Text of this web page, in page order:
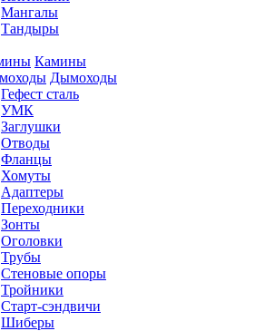
Мангалы
Тандыры
Камины
Дымоходы
Гефест сталь
УМК
Заглушки
Отводы
Фланцы
Хомуты
Адаптеры
Переходники
Зонты
Оголовки
Трубы
Стеновые опоры
Тройники
Старт-сэндвичи
Шиберы